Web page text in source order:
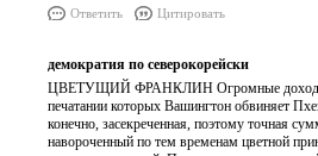
Ответить Цитировать
демократия по северокорейски
ЦВЕТУЩИЙ ФРАНКЛИН Огромные доходы
печатании которых Вашингтон обвиняет
конечно, засекреченная, поэтому точная
навороченный по тем временам цветной